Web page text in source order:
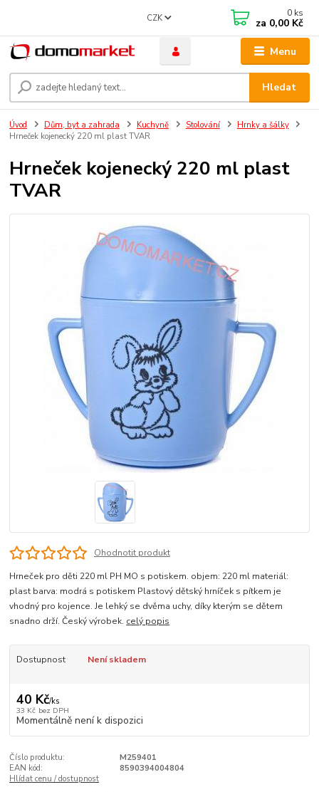
Menu
CZK
Hledat
0 ks
za 0,00 Kč
Úvod Dům, byt a zahrada Kuchyně Stolování
Hrnky a šálky
Hrneček kojenecký 220 ml plast TVAR
Hrneček kojenecký 220 ml plast
TVAR
Ohodnotit produkt
Hrneček pro děti 220 ml PH MO s potiskem. objem: 220 ml materiál:
plast barva: modrá s potiskem Plastový dětský hrníček s pítkem je
vhodný pro kojence. Je lehký se dvěma uchy, díky kterým se dětem
snadno drží. Český výrobek. celý popis
Dostupnost Není skladem
40 Kč/ks
33 Kč bez DPH
Momentálně není k dispozici
Číslo produktu:
M259401
EAN kód:
8590394004804
Hlídat cenu / dostupnost